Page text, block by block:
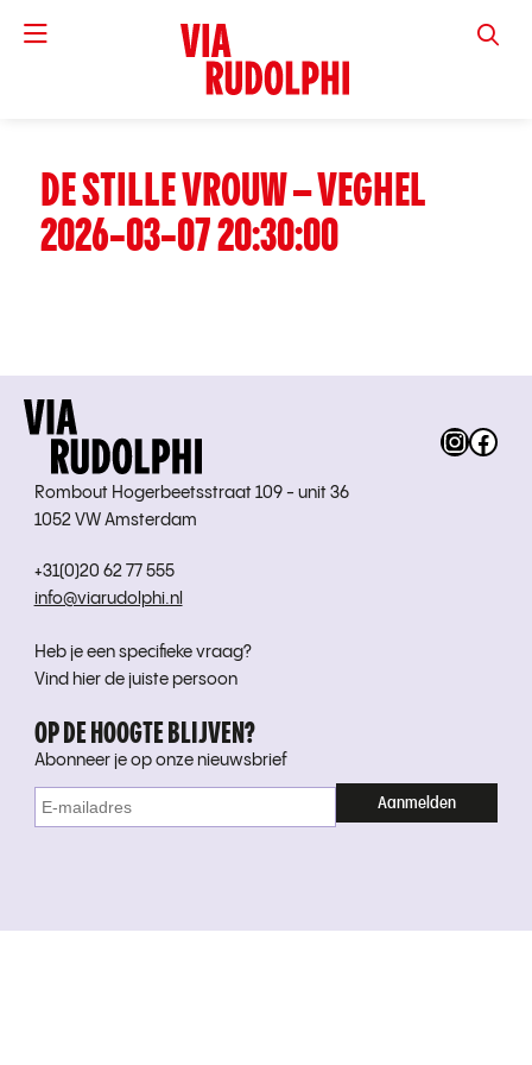
VIA
DE STILLE VROUW – VEGHEL
2026-03-07 20:30:00
Rombout Hogerbeetsstraat 109 - unit 36
1052 VW Amsterdam
+31(0)20 62 77 555
info@viarudolphi.nl
Heb je een specifieke vraag?
Vind hier de juiste persoon
OP DE HOOGTE BLIJVEN?
Abonneer je op onze nieuwsbrief